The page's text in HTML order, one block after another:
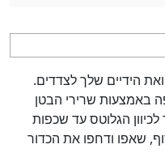
הידיים שלך לצדדים.
באמצעות שרירי הבטן
הגלוטס עד שכפות
שאפו ודחפו את הכדור